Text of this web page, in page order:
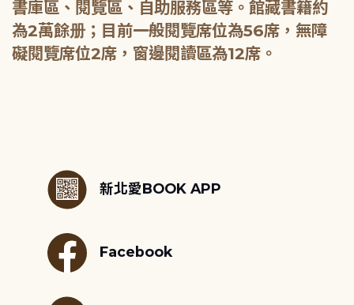
書庫區、閱覽區、自助服務區等。館藏書籍約
為2萬餘册；目前一般閱覽席位為56席，無障
新北愛BOOK APP
Facebook